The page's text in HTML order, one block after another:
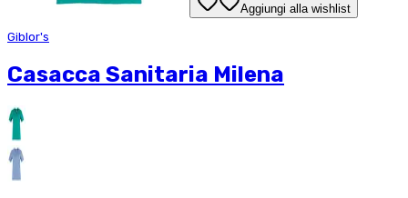
Aggiungi alla wishlist
Giblor's
Casacca Sanitaria Milena